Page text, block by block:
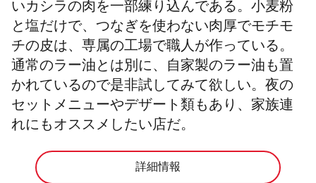
いカシラの肉を一部練り込んである。小麦粉
と塩だけで、つなぎを使わない肉厚でモチモ
チの皮は、専属の工場で職人が作っている。
通常のラー油とは別に、自家製のラー油も置
かれているので是非試してみて欲しい。夜の
セットメニューやデザート類もあり、家族連
れにもオススメしたい店だ。
詳細情報